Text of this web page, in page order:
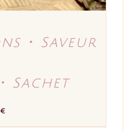
PAGE
･ Saveur
Sachet
€